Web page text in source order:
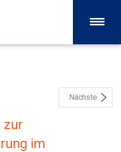
Nächste
zur
im